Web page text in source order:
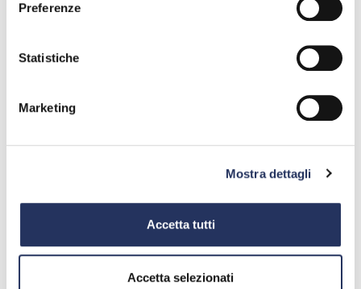
Preferenze
Statistiche
Marketing
Mostra dettagli
Accetta tutti
Accetta selezionati